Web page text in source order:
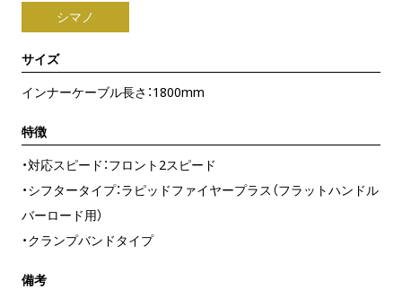
シマノ
サイズ
インナーケーブル長さ：1800mm
特徴
・対応スピード：フロント2スピード
・シフタータイプ：ラピッドファイヤープラス（フラットハンドル
バーロード用）
・クランプバンドタイプ
備考